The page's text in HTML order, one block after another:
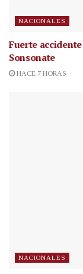
NACIONALES
Fuerte
Sonsonate
HACE 7 HORAS
NACIONALES